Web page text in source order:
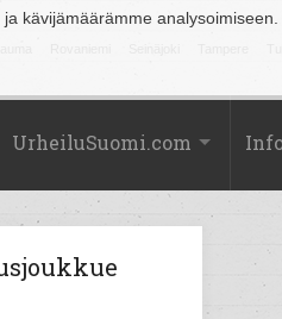
kävijämäärämme
UrheiluSuomi.com